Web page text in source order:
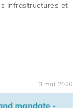
infrastructures et
3 mai 2026